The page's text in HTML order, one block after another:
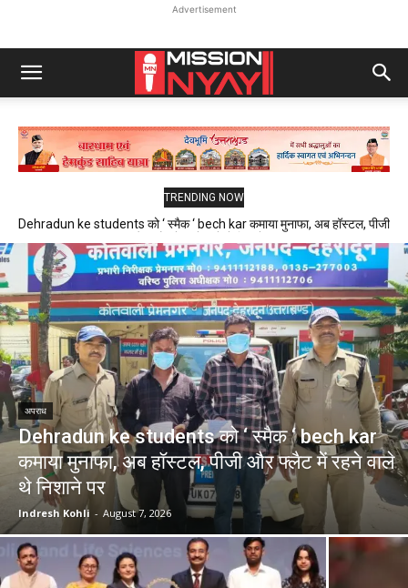
Advertisement
TRENDING NOW
Dehradun ke students को ‘ स्मैक ‘ bech kar कमाया मुनाफा, अब हॉस्टल, पीजी
अपराध
Dehradun ke students को ‘ स्मैक ‘ bech kar
कमाया मुनाफा, अब हॉस्टल, पीजी और फ्लैट में रहने वाले
थे निशाने पर
Indresh Kohli - August 7, 2026